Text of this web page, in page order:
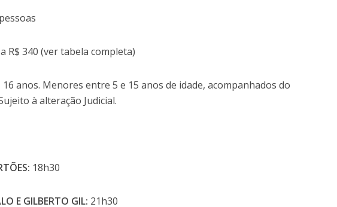
R$ 340 (ver tabela completa)
16 anos. Menores entre 5 e 15 anos de idade, acompanhados do
à alteração Judicial.
18h30
E GILBERTO GIL: 21h30